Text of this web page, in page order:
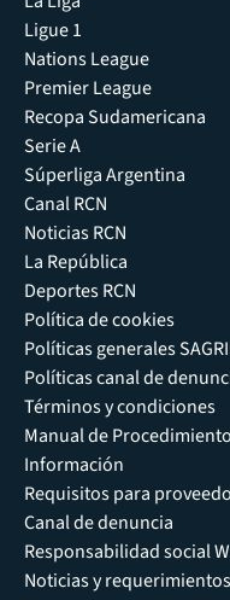
Ligue 1
Nations League
Premier League
Recopa Sudamericana
Serie A
Súperliga Argentina
Canal RCN
Noticias RCN
La República
Deportes RCN
Política de cookies
Políticas generales
Políticas canal de
Términos y condiciones
Manual de
Información
Requisitos para
Canal de denuncia
Responsabilidad social
Noticias y